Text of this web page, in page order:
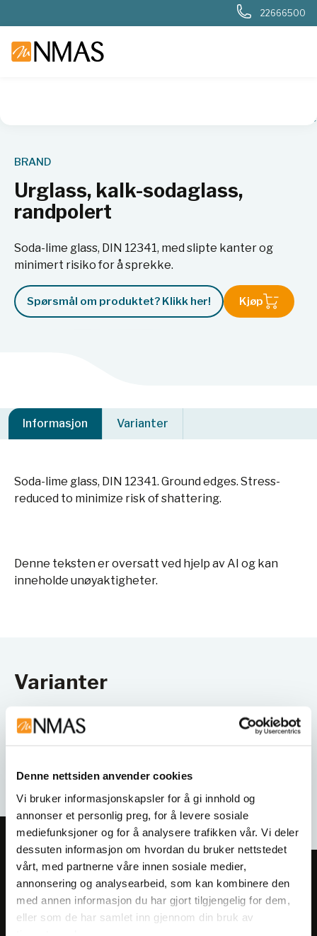
Denne nettsiden anvender cookies
Vi bruker informasjonskapsler for å gi innhold og
annonser et personlig preg, for å levere sosiale
mediefunksjoner og for å analysere trafikken vår. Vi deler
dessuten informasjon om hvordan du bruker nettstedet
vårt, med partnerne våre innen sosiale medier,
annonsering og analysearbeid, som kan kombinere den
med annen informasjon du har gjort tilgjengelig for dem,
eller som de har samlet inn gjennom din bruk av
22666500
BRAND
Urglass, kalk-sodaglass,
randpolert
Soda-lime glass, DIN 12341, med slipte kanter og
minimert risiko for å sprekke.
Spørsmål om produktet? Klikk her! Kjøp
Informasjon Varianter
Soda-lime glass, DIN 12341. Ground edges. Stress-
reduced to minimize risk of shattering.
Denne teksten er oversatt ved hjelp av AI og kan
inneholde unøyaktigheter.
Varianter
Meld deg på vårt nyhetsbrev!
Få informasjon om produkter,
arrangementer og kampanjer.